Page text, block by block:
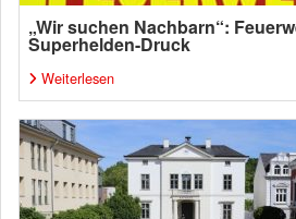
„Wir suchen Nachbarn“:
Superhelden-Druck
Weiterlesen